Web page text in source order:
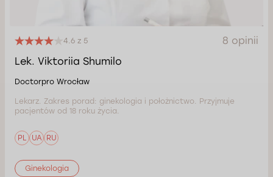
4.6 z 5
8 opinii
Lek. Viktoriia Shumilo
Doctorpro Wrocław
Lekarz. Zakres porad: ginekologia i położnictwo. Przyjmuje
pacjentów od 18 roku życia.
PL UA RU
Ginekologia